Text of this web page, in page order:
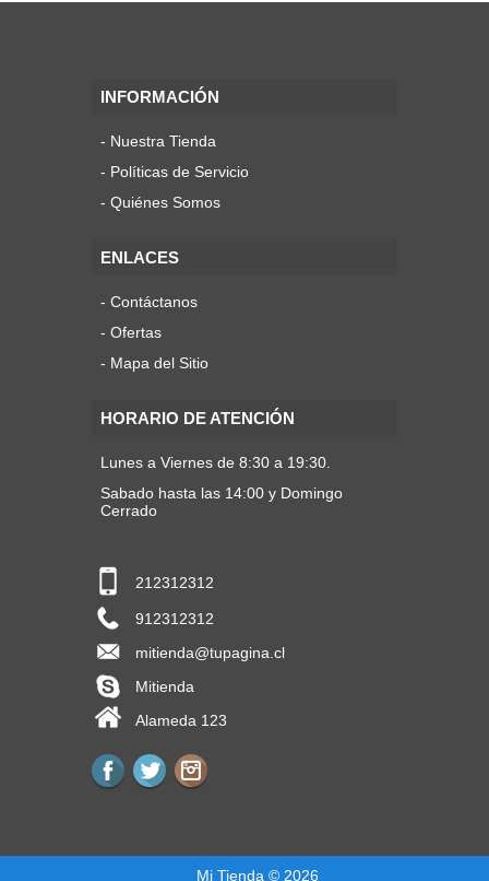
INFORMACIÓN
Nuestra Tienda
Políticas de Servicio
Quiénes Somos
ENLACES
Contáctanos
Ofertas
Mapa del Sitio
HORARIO DE ATENCIÓN
Lunes a Viernes de 8:30 a 19:30.
Sabado hasta las 14:00 y Domingo
Cerrado
212312312
912312312
mitienda@tupagina.cl
Mitienda
Alameda 123
Mi Tienda © 2026